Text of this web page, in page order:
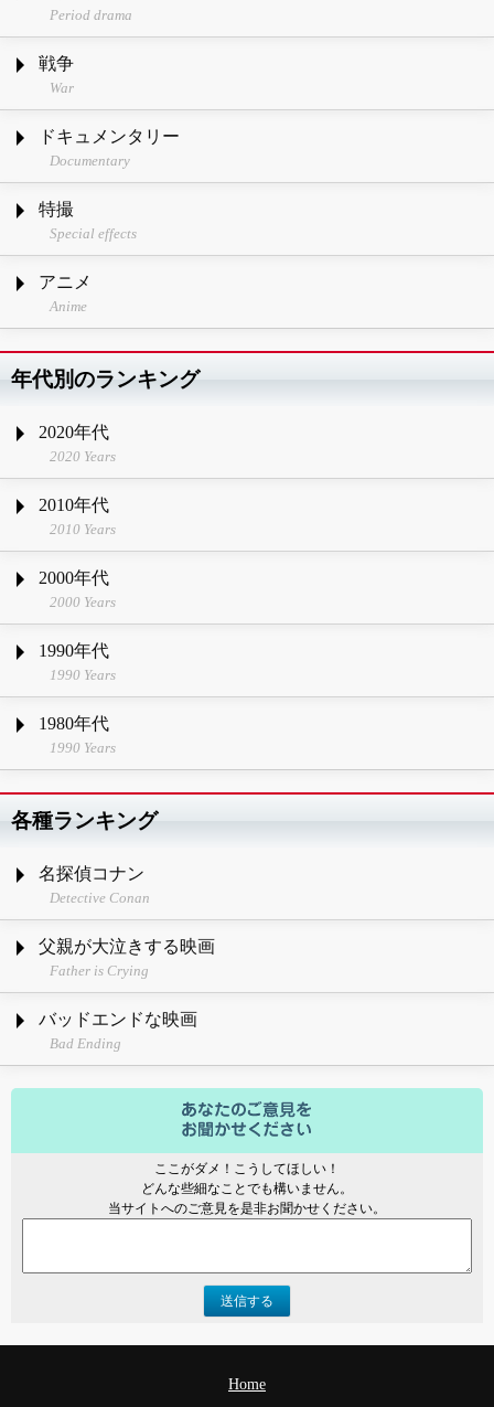
Period drama
戦争
War
ドキュメンタリー
Documentary
特撮
Special effects
アニメ
Anime
年代別のランキング
2020年代
2020 Years
2010年代
2010 Years
2000年代
2000 Years
1990年代
1990 Years
1980年代
1990 Years
各種ランキング
名探偵コナン
Detective Conan
父親が大泣きする映画
Father is Crying
バッドエンドな映画
Bad Ending
ここがダメ！こうしてほしい！
どんな些細なことでも構いません。
当サイトへのご意見を是非お聞かせください。
送信する
Home